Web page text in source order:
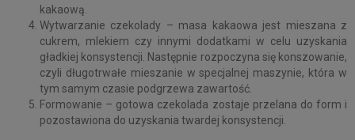
kakaową.
Wytwarzanie czekolady – masa kakaowa jest mieszana z
cukrem, mlekiem czy innymi dodatkami w celu uzyskania
gładkiej konsystencji. Następnie rozpoczyna się konszowanie,
czyli długotrwałe mieszanie w specjalnej maszynie, która w
tym samym czasie podgrzewa zawartość.
Formowanie – gotowa czekolada zostaje przelana do form i
pozostawiona do uzyskania twardej konsystencji.